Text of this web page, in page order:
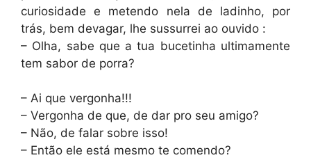
curiosidade e metendo nela de ladinho, por
trás, bem devagar, lhe sussurrei ao ouvido :
– Olha, sabe que a tua bucetinha ultimamente
tem sabor de porra?
– Ai que vergonha!!!
– Vergonha de que, de dar pro seu amigo?
– Não, de falar sobre isso!
– Então ele está mesmo te comendo?